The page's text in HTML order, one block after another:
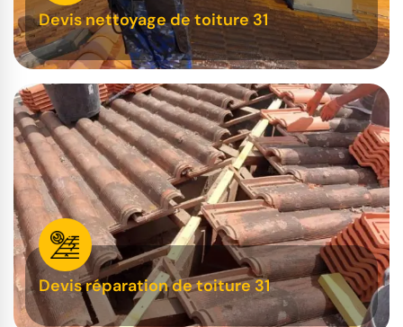
Devis nettoyage de toiture 31
Devis réparation de toiture 31